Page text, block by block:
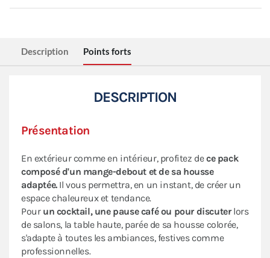
Description Points forts
DESCRIPTION
Présentation
En extérieur comme en intérieur, profitez dece pack
composé d'un mange-debout et de sa housse
adaptée. Il vous permettra, en un instant, de créer un
espace chaleureux et tendance.
Pour un cocktail, une pause café ou pour discuterlors
de salons, la table haute, parée de sa housse colorée,
s'adapte à toutes les ambiances, festives comme
professionnelles.